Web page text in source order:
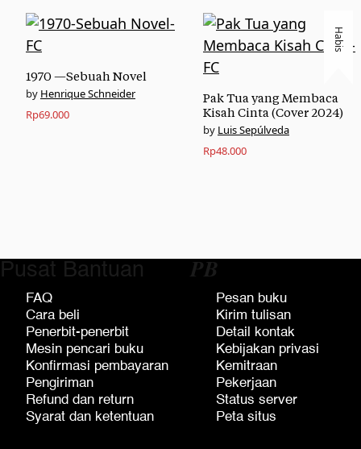
1970 —Sebuah Novel
Henrique Schneider
Rp69.000
Habis
Pak Tua yang Membaca
Kisah Cinta (Cover 2024)
Luis Sepúlveda
Rp48.000
Pusat Bantuan
FAQ
Cara beli
Penerbit-penerbit
Mesin pencari buku
Konfirmasi pembayaran
Pengiriman
Refund dan return
Syarat dan ketentuan
𝑷𝑩
Pesan buku
Kirim tulisan
Detail kontak
Kebijakan privasi
Kemitraan
Pekerjaan
Status server
Peta situs